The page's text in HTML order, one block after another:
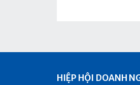
HIỆP HỘI DOANH